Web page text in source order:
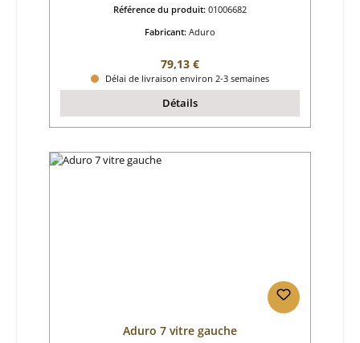
Référence du produit: 01006682
Fabricant: Aduro
Prix régulier :
79,13 €
Délai de livraison environ 2-3 semaines
Détails
Aduro 7 vitre gauche